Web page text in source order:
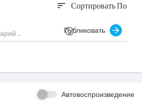
sort Сортировать По
Публиковать
Автовоспроизведение